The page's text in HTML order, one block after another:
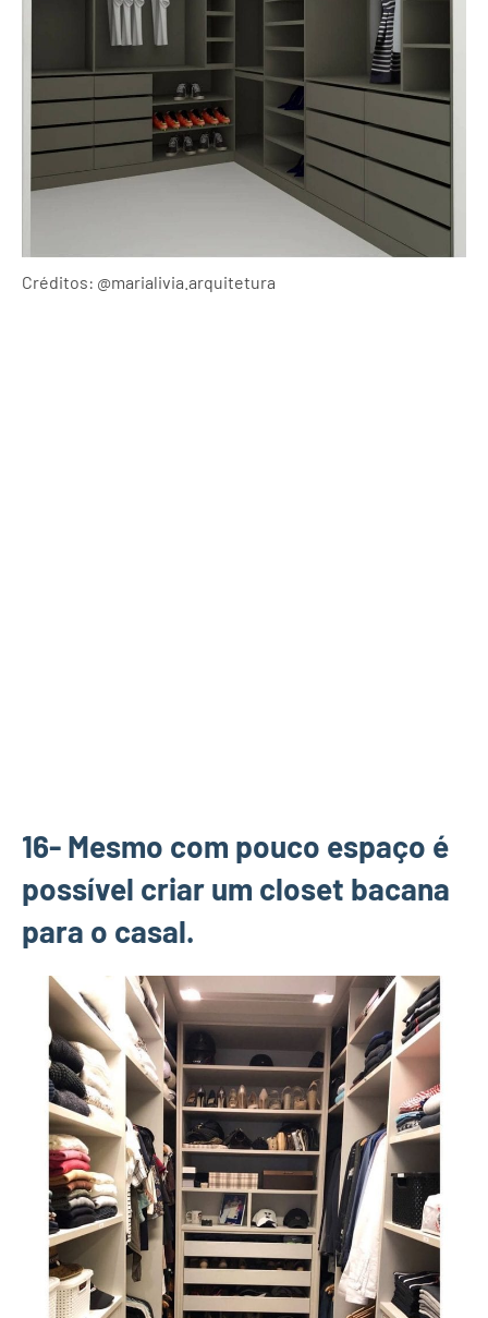
Créditos: @marialivia.arquitetura
16- Mesmo com pouco espaço é
possível criar um closet bacana
para o casal.